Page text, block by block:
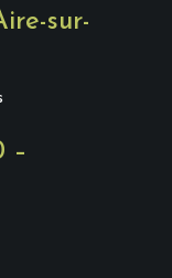
sur-
–